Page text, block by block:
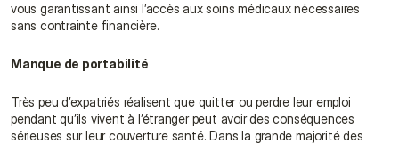
vous garantissant ainsi l’accès aux soins médicaux nécessaires
sans contrainte financière.
Manque de portabilité
Très peu d’expatriés réalisent que quitter ou perdre leur emploi
pendant qu’ils vivent à l’étranger peut avoir des conséquences
sérieuses sur leur couverture santé. Dans la grande majorité des